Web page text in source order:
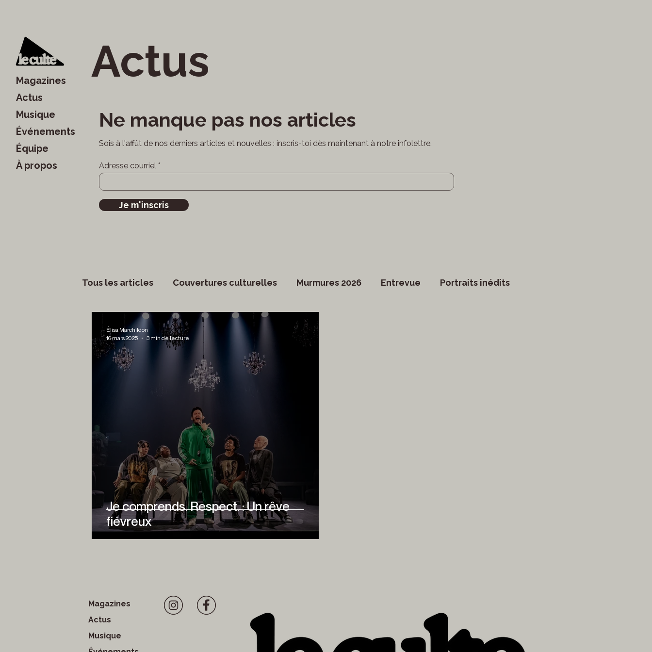
Magazines
Actus
Musique
Événements
Équipe
À propos
Actus
Sois à l'affût de nos derniers articles et nouvelles : inscris-toi dès maintenant à notre infolettre.
Adresse courriel
Je m'inscris
Ne manque pas nos articles
Tous les articles Couvertures culturelles Murmures 2026 Entrevue Portraits inédits
Phénomènes sociaux Dossier spécial Actualités du Culte
Lettres Société Divers
Je comprends. Respect. : Un rêve
fiévreux
Élisa Marchildon
16 mars 2025
3 min de lecture
Magazines
Actus
Musique